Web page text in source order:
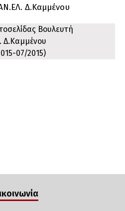
Δ.Καμμένου
Βουλευτή
Δ.Καμμένου
07/2015)